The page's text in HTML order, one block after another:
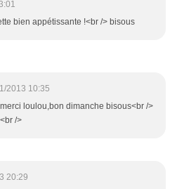
bien appétissante !<br /> bisous
2013 10:35
loulou,bon dimanche bisous<br />
/>
20:29